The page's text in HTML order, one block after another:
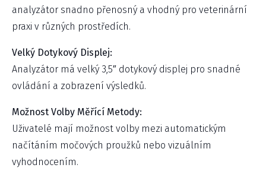
analyzátor snadno přenosný a vhodný pro veterinární
praxi v různých prostředích.
Velký Dotykový Displej:
Analyzátor má velký 3,5″ dotykový displej pro snadné
ovládání a zobrazení výsledků.
Možnost Volby Měřící Metody:
Uživatelé mají možnost volby mezi automatickým
načítáním močových proužků nebo vizuálním
vyhodnocením.